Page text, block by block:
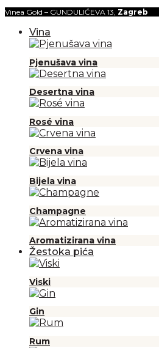
Vinea Gold – GUNDULIĆEVA 13, Zagreb
Vina
Pjenušava vina
Desertna vina
Rosé vina
Crvena vina
Bijela vina
Champagne
Aromatizirana vina
Žestoka pića
Viski
Gin
Rum